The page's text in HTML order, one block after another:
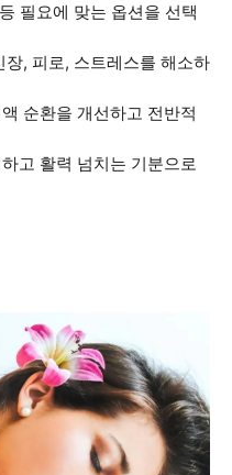
필요에 맞는 옵션을 선택
, 피로, 스트레스를 해소하
순환을 개선하고 전반적
고 활력 넘치는 기분으로